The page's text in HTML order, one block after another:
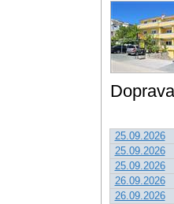
25.09.2026
25.09.2026
25.09.2026
26.09.2026
26.09.2026